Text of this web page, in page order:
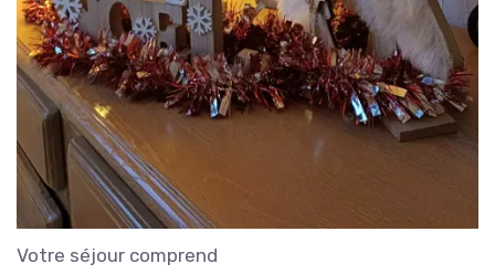
Votre séjour comprend